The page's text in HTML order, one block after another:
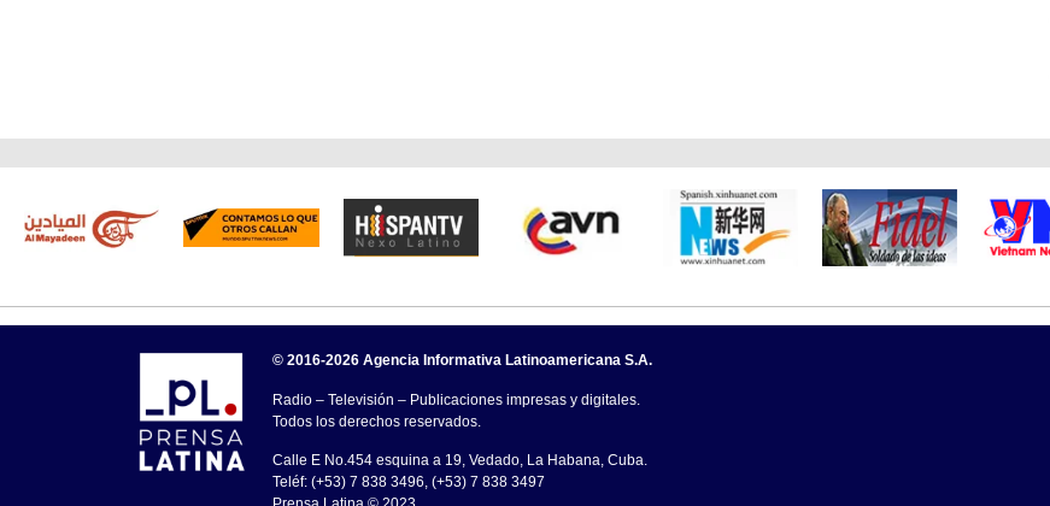
© 2016-2026 Agencia Informativa Latinoamericana S.A.
Radio – Televisión – Publicaciones impresas y digitales.
Todos los derechos reservados.
Calle E No.454 esquina a 19, Vedado, La Habana, Cuba.
Teléf: (+53) 7 838 3496, (+53) 7 838 3497